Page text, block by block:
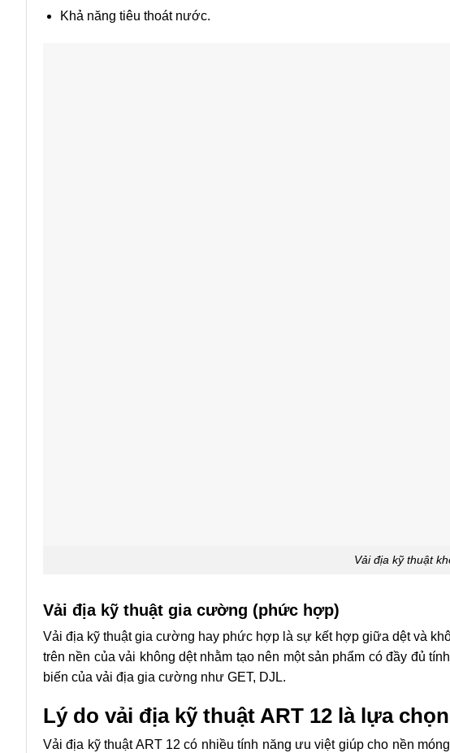
Khả năng tiêu thoát nước.
Vải địa kỹ thuật
Vải địa kỹ thuật gia cường (phức hợp)
Vải địa kỹ thuật gia cường hay phức hợp là sự kết hợp giữa dệt và
trên nền của vải không dệt nhằm tạo nên một sản phẩm có đầy đủ
biến của vải địa gia cường như GET, DJL.
Lý do vải địa kỹ thuật ART 12 là lựa
Vải địa kỹ thuật ART 12 có nhiều tính năng ưu việt giúp cho nền